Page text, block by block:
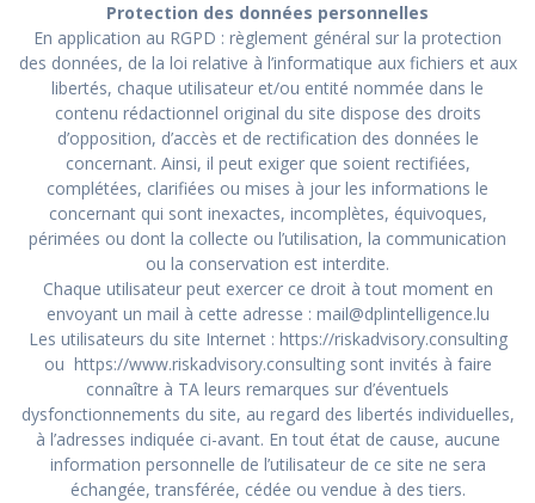
Protection des données personnelles
En application au RGPD : règlement général sur la protection
des données, de la loi relative à l’informatique aux fichiers et aux
libertés, chaque utilisateur et/ou entité nommée dans le
contenu rédactionnel original du site dispose des droits
d’opposition, d’accès et de rectification des données le
concernant. Ainsi, il peut exiger que soient rectifiées,
complétées, clarifiées ou mises à jour les informations le
concernant qui sont inexactes, incomplètes, équivoques,
périmées ou dont la collecte ou l’utilisation, la communication
ou la conservation est interdite.
Chaque utilisateur peut exercer ce droit à tout moment en
envoyant un mail à cette adresse : mail@dplintelligence.lu
Les utilisateurs du site Internet : https://riskadvisory.consulting
ou https://www.riskadvisory.consultingsont invités à faire
connaître à TA leurs remarques sur d’éventuels
dysfonctionnements du site, au regard des libertés individuelles,
à l’adresses indiquée ci-avant. En tout état de cause, aucune
information personnelle de l’utilisateur de ce site ne sera
échangée, transférée, cédée ou vendue à des tiers.